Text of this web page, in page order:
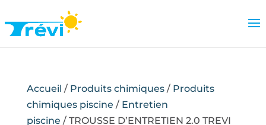
Accueil / Produits chimiques/ Produits
chimiques piscine / Entretien
piscine / TROUSSE D’ENTRETIEN 2.0 TREVI